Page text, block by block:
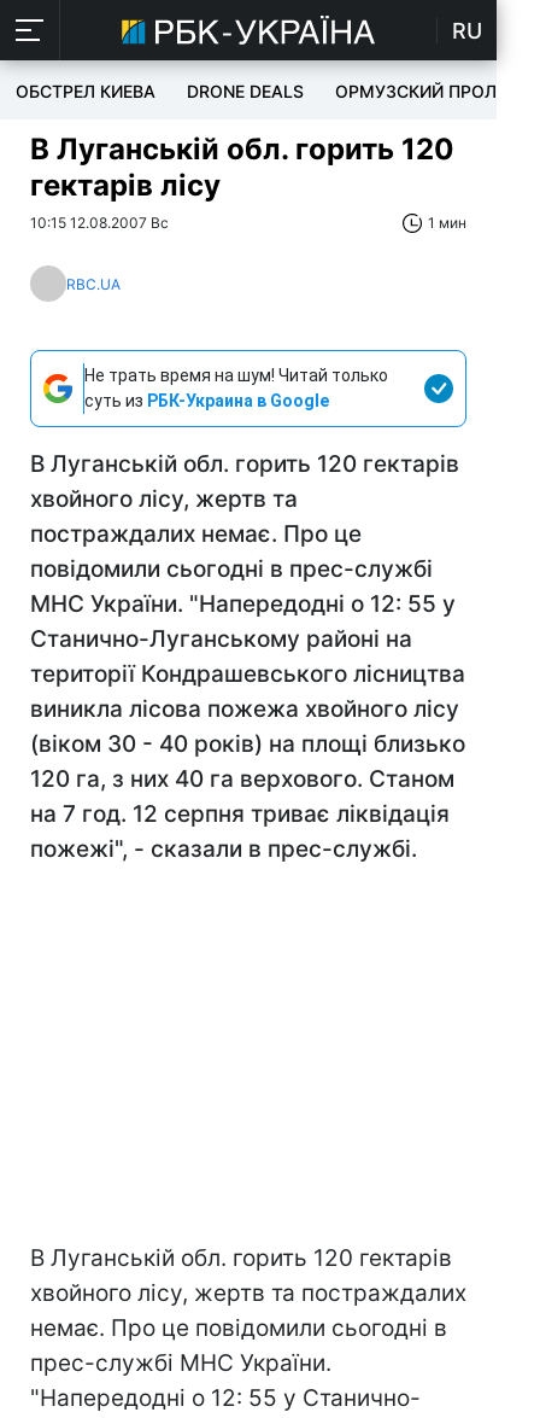
RU
ОБСТРЕЛ КИЕВА DRONE DEALS ОРМУЗСКИЙ ПРОЛИВ
В Луганській обл. горить 120
гектарів лісу
10:15 12.08.2007 Вс 1 мин
RBC.UA
Не трать время на шум! Читай только
суть из РБК-Украина в Google
В Луганській обл. горить 120 гектарів
хвойного лісу, жертв та
постраждалих немає. Про це
повідомили сьогодні в прес-службі
МНС України. "Напередодні о 12: 55 у
Станично-Луганському районі на
території Кондрашевського лісництва
виникла лісова пожежа хвойного лісу
(віком 30 - 40 років) на площі близько
120 га, з них 40 га верхового. Станом
на 7 год. 12 серпня триває ліквідація
пожежі", - сказали в прес-службі.
В Луганській обл. горить 120 гектарів
хвойного лісу, жертв та постраждалих
немає. Про це повідомили сьогодні в
прес-службі МНС України.
"Напередодні о 12: 55 у Станично-